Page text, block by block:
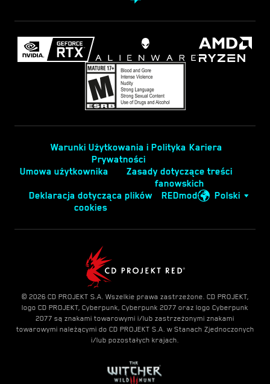
Warunki Użytkowania i Polityka
Prywatności
Kariera
Umowa użytkownika
Zasady dotyczące treści
fanowskich
Deklaracja dotycząca plików
cookies
REDmod Polski
© 2026 CD PROJEKT S.A. Wszelkie prawa zastrzeżone. CD PROJEKT,
logo CD PROJEKT, Cyberpunk, Cyberpunk 2077 oraz logo Cyberpunk
2077 są znakami towarowymi i/lub zastrzeżonymi znakami
towarowymi należącymi do CD PROJEKT S.A. w Stanach Zjednoczonych
i/lub pozostałych krajach.